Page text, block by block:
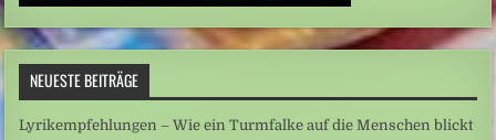
NEUESTE BEITRÄGE
Lyrikempfehlungen – Wie ein Turmfalke auf die Menschen blickt